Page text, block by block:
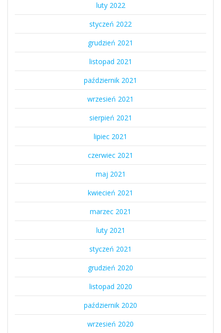
luty 2022
styczeń 2022
grudzień 2021
listopad 2021
październik 2021
wrzesień 2021
sierpień 2021
lipiec 2021
czerwiec 2021
maj 2021
kwiecień 2021
marzec 2021
luty 2021
styczeń 2021
grudzień 2020
listopad 2020
październik 2020
wrzesień 2020